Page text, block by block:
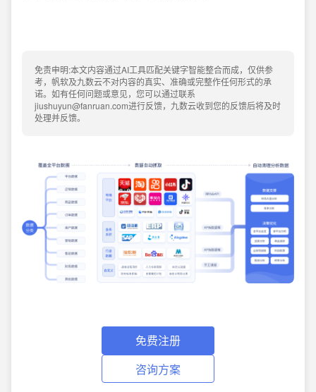
免责申明:本文内容通过AI工具匹配关键字智能整合而成，仅供参
考，帆软及九数云不对内容的真实、准确或完整作任何形式的承
诺。如有任何问题或意见，您可以通过联系
jiushuyun@fanruan.com进行反馈，九数云收到您的反馈后将及时
处理并反馈。
免费注册
咨询方案